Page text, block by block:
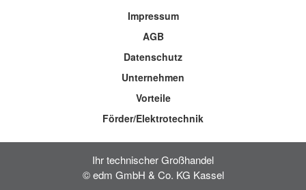
Impressum
AGB
Datenschutz
Unternehmen
Vorteile
Förder/Elektrotechnik
Ihr technischer Großhandel
© edm GmbH & Co. KG Kassel